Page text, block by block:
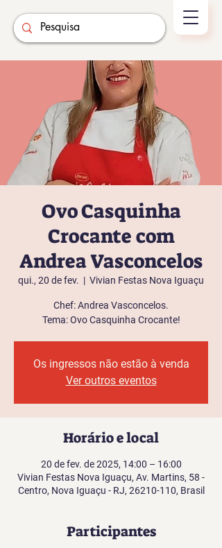
Ovo Casquinha
Crocante com
Andrea Vasconcelos
qui., 20 de fev.
  |
Vivian Festas Nova Iguaçu
Chef: Andrea Vasconcelos.
Tema: Ovo Casquinha Crocante!
Os ingressos não estão à venda
Ver outros eventos
Horário e local
20 de fev. de 2025, 14:00 – 16:00
Vivian Festas Nova Iguaçu, Av. Martins, 58 -
Centro, Nova Iguaçu - RJ, 26210-110, Brasil
Participantes